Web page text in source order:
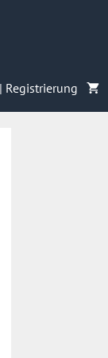
Registrierung